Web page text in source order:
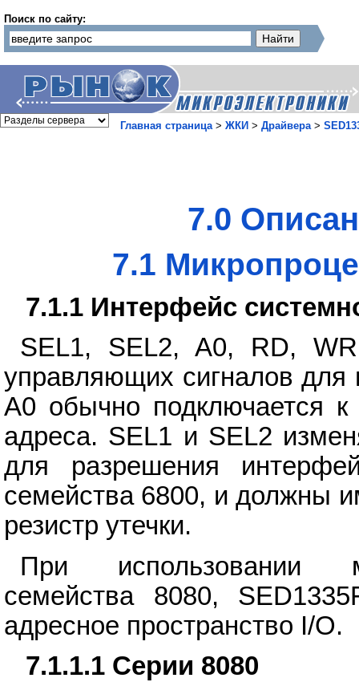
Поиск по сайту:
Главная страница> ЖКИ > Драйвера>
7.0
7.1
7.1.1 Интерфейс
SEL1, SEL2, A0, RD,
управляющих сигналов
A0 обычно подключается
адреса. SEL1 и SEL2
для разрешения
семейства 6800, и должны
резистр утечки.
При использовании
семейства 8080,
адресное пространство I/O.
7.1.1.1 Серии 8080